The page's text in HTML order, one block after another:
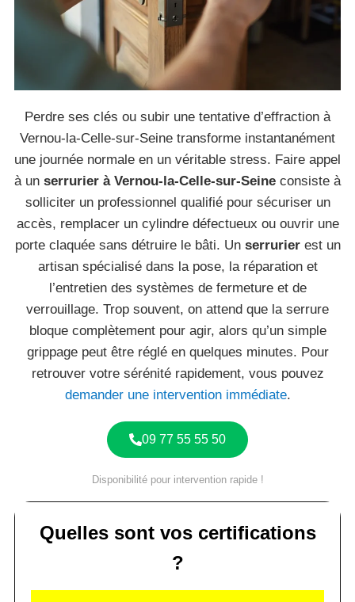
Perdre ses clés ou subir une tentative d’effraction à
Vernou-la-Celle-sur-Seine transforme instantanément
une journée normale en un véritable stress. Faire appel
à un serrurier à Vernou-la-Celle-sur-Seine consiste à
solliciter un professionnel qualifié pour sécuriser un
accès, remplacer un cylindre défectueux ou ouvrir une
porte claquée sans détruire le bâti. Un serrurierest un
artisan spécialisé dans la pose, la réparation et
l’entretien des systèmes de fermeture et de
verrouillage. Trop souvent, on attend que la serrure
bloque complètement pour agir, alors qu’un simple
grippage peut être réglé en quelques minutes. Pour
retrouver votre sérénité rapidement, vous pouvez
demander une intervention immédiate.
09 77 55 55 50
Disponibilité pour intervention rapide !
Quelles sont vos certifications
?